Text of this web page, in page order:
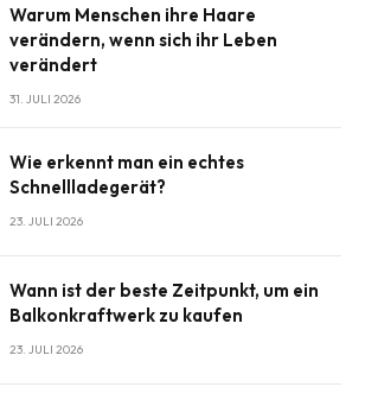
Warum Menschen ihre Haare
verändern, wenn sich ihr Leben
verändert
31. JULI 2026
Wie erkennt man ein echtes
Schnellladegerät?
23. JULI 2026
Wann ist der beste Zeitpunkt, um ein
Balkonkraftwerk zu kaufen
23. JULI 2026